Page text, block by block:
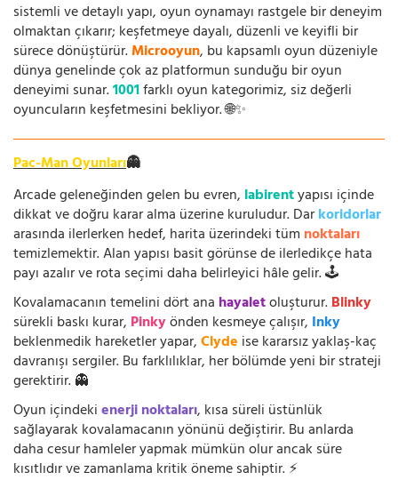
sistemli ve detaylı yapı, oyun oynamayı rastgele bir deneyim
olmaktan çıkarır; keşfetmeye dayalı, düzenli ve keyifli bir
sürece dönüştürür.Microoyun, bu kapsamlı oyun düzeniyle
dünya genelinde çok az platformun sunduğu bir oyun
deneyimi sunar.1001farklı oyun kategorimiz, siz değerli
oyuncuların keşfetmesini bekliyor. 🌐✨
Pac-Man Oyunları👻
Arcade geleneğinden gelen bu evren, labirentyapısı içinde
dikkat ve doğru karar alma üzerine kuruludur. Darkoridorlar
arasında ilerlerken hedef, harita üzerindeki tüm noktaları
temizlemektir. Alan yapısı basit görünse de ilerledikçe hata
payı azalır ve rota seçimi daha belirleyici hâle gelir. 🕹️
Kovalamacanın temelini dört ana hayaletoluşturur.Blinky
sürekli baskı kurar, Pinkyönden kesmeye çalışır, Inky
beklenmedik hareketler yapar,Clyde ise kararsız yaklaş-kaç
davranışı sergiler. Bu farklılıklar, her bölümde yeni bir strateji
gerektirir. 👻
Oyun içindekienerji noktaları, kısa süreli üstünlük
sağlayarak kovalamacanın yönünü değiştirir. Bu anlarda
daha cesur hamleler yapmak mümkün olur ancak süre
kısıtlıdır ve zamanlama kritik öneme sahiptir. ⚡